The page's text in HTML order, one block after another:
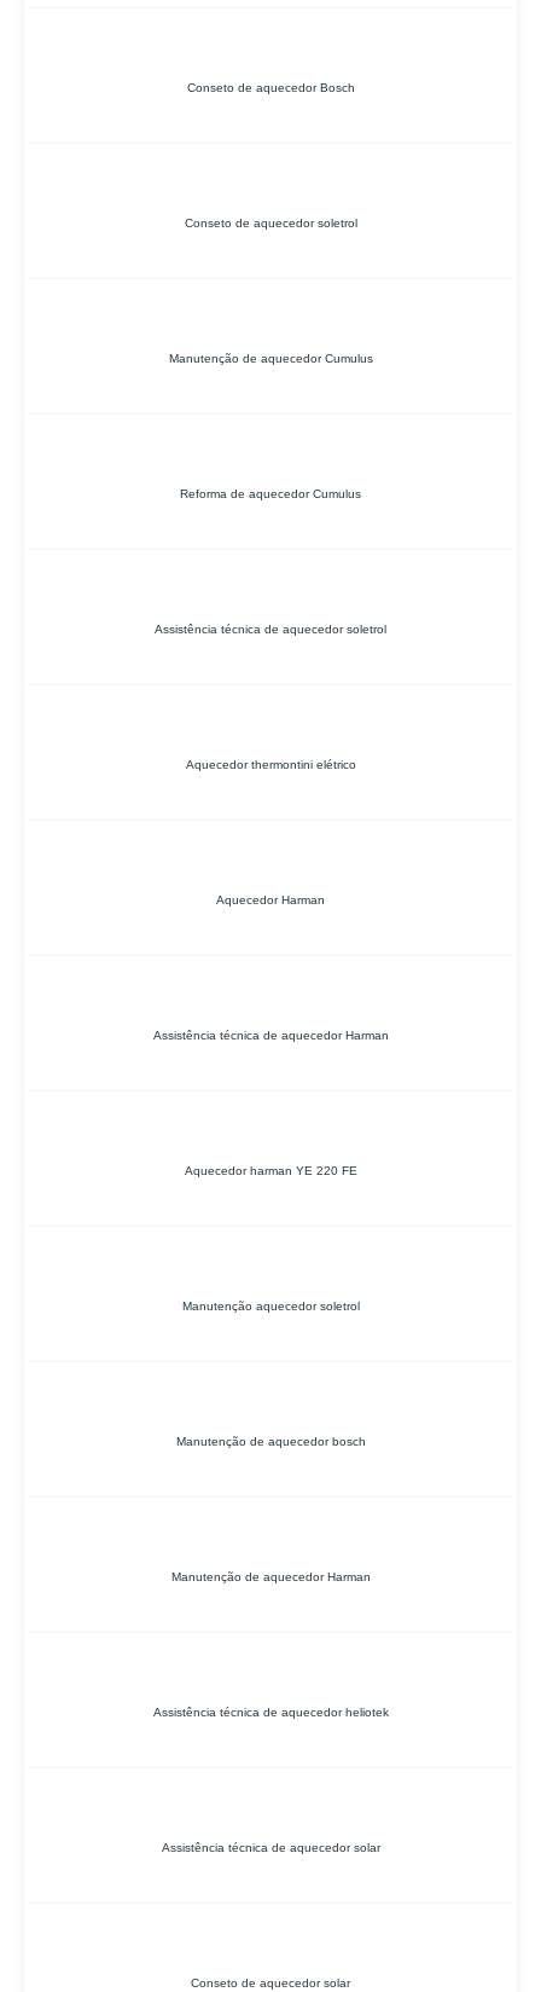
Conseto de aquecedor Bosch
Conseto de aquecedor soletrol
Manutenção de aquecedor Cumulus
Reforma de aquecedor Cumulus
Assistência técnica de aquecedor soletrol
Aquecedor thermontini elétrico
Aquecedor Harman
Assistência técnica de aquecedor Harman
Aquecedor harman YE 220 FE
Manutenção aquecedor soletrol
Manutenção de aquecedor bosch
Manutenção de aquecedor Harman
Assistência técnica de aquecedor heliotek
Assistência técnica de aquecedor solar
Conseto de aquecedor solar